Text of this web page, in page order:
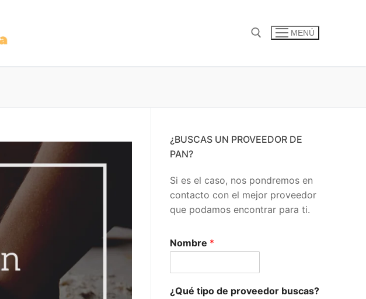
MENÚ
¿BUSCAS UN PROVEEDOR DE
PAN?
Si es el caso, nos pondremos en
contacto con el mejor proveedor
que podamos encontrar para ti.
Nombre *
¿Qué tipo de proveedor buscas?